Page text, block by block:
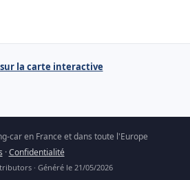
la carte interactive
car en France et dans toute l'Europe
·Confidentialité
· Généré le 21/05/2026